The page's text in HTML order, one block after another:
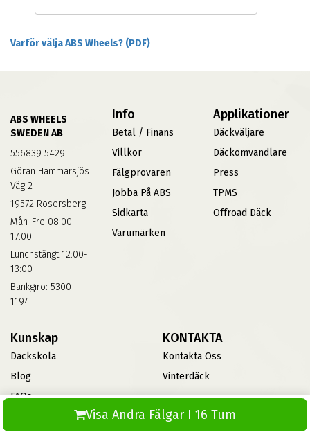
Visa Andra Fälgar I 16 Tum
Varför välja ABS Wheels? (PDF)
ABS WHEELS
SWEDEN AB
556839 5429
Göran Hammarsjös
Väg 2
19572 Rosersberg
Mån-Fre 08:00-
17:00
Lunchstängt 12:00-
13:00
Bankgiro: 5300-
1194
Info
Betal / Finans
Villkor
Fälgprovaren
Jobba På ABS
Sidkarta
Varumärken
Applikationer
Däckväljare
Däckomvandlare
Press
TPMS
Offroad Däck
Kunskap
Däckskola
Blog
FAQs
Informationsbank Av Däck
Och Fälgar
KONTAKTA
Kontakta Oss
Vinterdäck